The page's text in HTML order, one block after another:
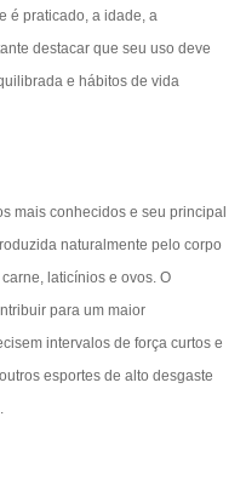
é praticado, a idade, a
destacar que seu uso deve
e hábitos de vida
mais conhecidos e seu principal
naturalmente pelo corpo
laticínios e ovos. O
para um maior
intervalos de força curtos e
esportes de alto desgaste